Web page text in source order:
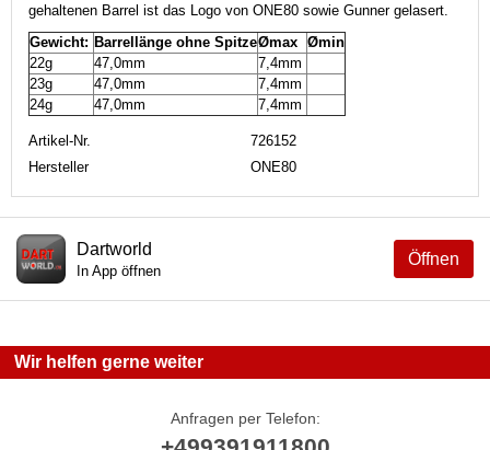
gehaltenen Barrel ist das Logo von ONE80 sowie Gunner gelasert.
Gewicht: Barrellänge ohne SpitzeØmax Ømin
22g
47,0mm
7,4mm
23g
47,0mm
7,4mm
24g
47,0mm 7,4mm
Artikel-Nr.
726152
Hersteller
ONE80
Öffnen
Dartworld
In App öffnen
Wir helfen gerne weiter
Anfragen per Telefon: